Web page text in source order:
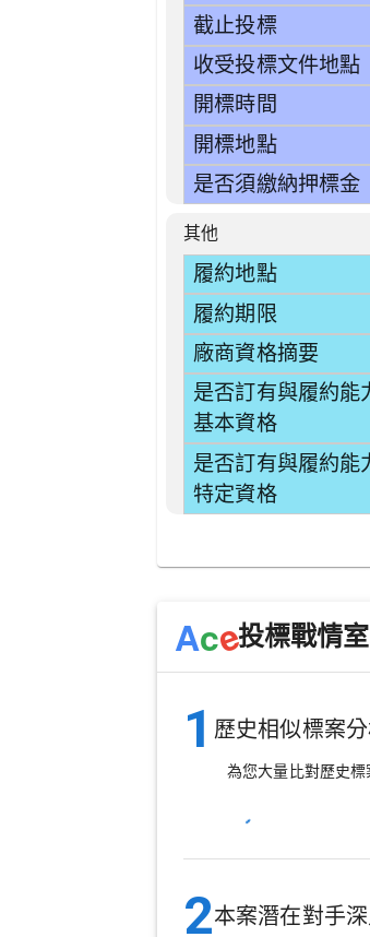
截止投標
收受投標文件地點
開標時間
開標地點
是否須繳納押標金
其他
履約地點
履約期限
廠商資格摘要
是否訂有與履約能
基本資格
是否訂有與履約能
特定資格
Ace投標戰情室
1 歷史相似標案
為您大量比對歷史
2本案潛在對手